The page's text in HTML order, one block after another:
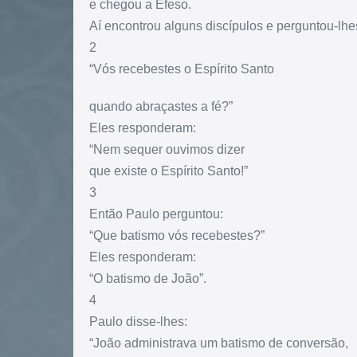
e chegou a Éfeso.
Aí encontrou alguns discípulos e perguntou-
2
“Vós recebestes o Espírito Santo
quando abraçastes a fé?”
Eles responderam:
“Nem sequer ouvimos dizer
que existe o Espírito Santo!”
3
Então Paulo perguntou:
“Que batismo vós recebestes?”
Eles responderam:
“O batismo de João”.
4
Paulo disse-lhes:
“João administrava um batismo de conversão,